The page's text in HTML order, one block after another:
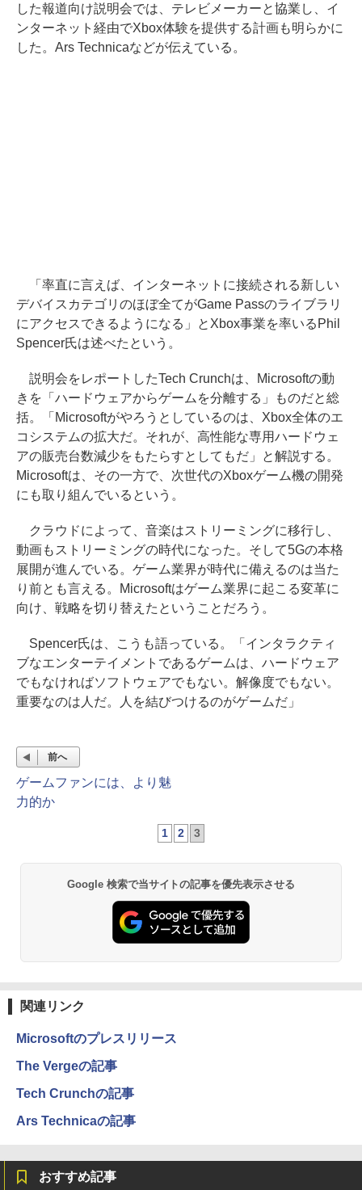
した報道向け説明会では、テレビメーカーと協業し、イ
ンターネット経由でXbox体験を提供する計画も明らかに
した。Ars Technicaなどが伝えている。
「率直に言えば、インターネットに接続される新しい
デバイスカテゴリのほぼ全てがGame Passのライブラリ
にアクセスできるようになる」とXbox事業を率いるPhil
Spencer氏は述べたという。
説明会をレポートしたTech Crunchは、Microsoftの動
きを「ハードウェアからゲームを分離する」ものだと総
括。「Microsoftがやろうとしているのは、Xbox全体のエ
コシステムの拡大だ。それが、高性能な専用ハードウェ
アの販売台数減少をもたらすとしてもだ」と解説する。
Microsoftは、その一方で、次世代のXboxゲーム機の開発
にも取り組んでいるという。
クラウドによって、音楽はストリーミングに移行し、
動画もストリーミングの時代になった。そして5Gの本格
展開が進んでいる。ゲーム業界が時代に備えるのは当た
り前とも言える。Microsoftはゲーム業界に起こる変革に
向け、戦略を切り替えたということだろう。
Spencer氏は、こうも語っている。「インタラクティ
ブなエンターテイメントであるゲームは、ハードウェア
でもなければソフトウェアでもない。解像度でもない。
重要なのは人だ。人を結びつけるのがゲームだ」
前へ
ゲームファンには、より魅
力的か
1 2 3
Google 検索で当サイトの記事を優先表示させる
関連リンク
Microsoftのプレスリリース
The Vergeの記事
Tech Crunchの記事
Ars Technicaの記事
おすすめ記事